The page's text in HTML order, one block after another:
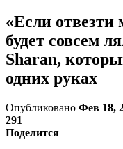
«Если отвезти
будет совсем
Sharan,
одних руках
Опубликовано Фев 18,
291
Поделится